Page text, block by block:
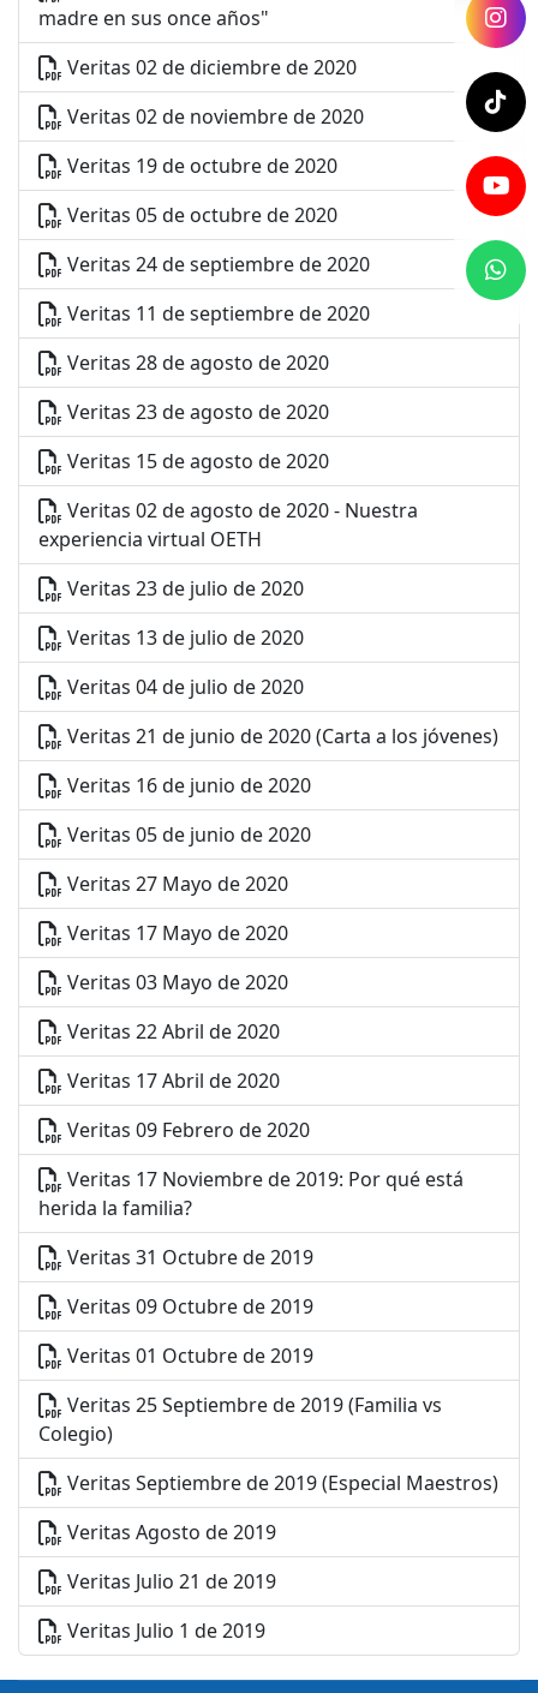
madre en sus once años"
Veritas 02 de diciembre de 2020
Veritas 02 de noviembre de 2020
Veritas 19 de octubre de 2020
Veritas 05 de octubre de 2020
Veritas 24 de septiembre de 2020
Veritas 11 de septiembre de 2020
Veritas 28 de agosto de 2020
Veritas 23 de agosto de 2020
Veritas 15 de agosto de 2020
Veritas 02 de agosto de 2020 - Nuestra
experiencia virtual OETH
Veritas 23 de julio de 2020
Veritas 13 de julio de 2020
Veritas 04 de julio de 2020
Veritas 21 de junio de 2020 (Carta a los jóvenes)
Veritas 16 de junio de 2020
Veritas 05 de junio de 2020
Veritas 27 Mayo de 2020
Veritas 17 Mayo de 2020
Veritas 03 Mayo de 2020
Veritas 22 Abril de 2020
Veritas 17 Abril de 2020
Veritas 09 Febrero de 2020
Veritas 17 Noviembre de 2019: Por qué está
herida la familia?
Veritas 31 Octubre de 2019
Veritas 09 Octubre de 2019
Veritas 01 Octubre de 2019
Veritas 25 Septiembre de 2019 (Familia vs
Colegio)
Veritas Septiembre de 2019 (Especial Maestros)
Veritas Agosto de 2019
Veritas Julio 21 de 2019
Veritas Julio 1 de 2019